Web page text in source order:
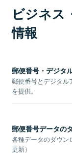
ビジネス
情報
郵便番号・デジタ
郵便番号とデジタル
を提供。
郵便番号データの
各種データのダウン
更新）